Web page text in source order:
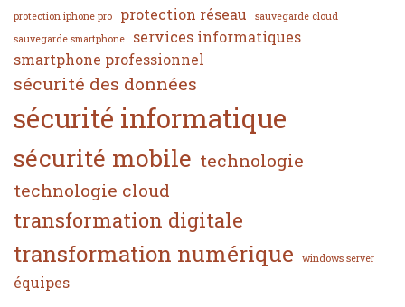
protection iphone pro protection réseau
sauvegarde cloud
sauvegarde smartphone
services informatiques
smartphone professionnel
sécurité des données
sécurité informatique
sécurité mobile technologie
technologie cloud
transformation digitale
transformation numérique windows server
équipes